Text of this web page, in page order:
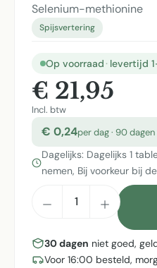
Selenium-methionine
Spijsvertering
Op voorraad · levertijd
€ 21,95
Incl. btw
€ 0,24per dag · 90
Dagelijks: Dagelijks 1
nemen, Bij voorkeur bij
30 dagen niet goed,
Voor 16:00 besteld,